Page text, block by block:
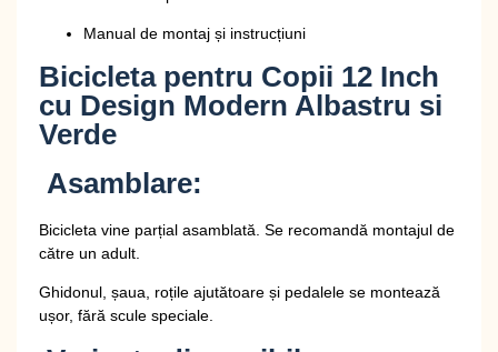
Manual de montaj și instrucțiuni
Bicicleta pentru Copii 12 Inch
cu Design Modern Albastru si
Verde
Asamblare:
Bicicleta vine parțial asamblată. Se recomandă montajul de
către un adult.
Ghidonul, șaua, roțile ajutătoare și pedalele se montează
ușor, fără scule speciale.